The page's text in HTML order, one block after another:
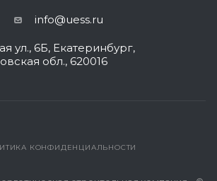
info@uess.ru
ул., 6Б, Екатеринбург,
обл., 620016
КОНФИДЕНЦИАЛЬНОСТИ